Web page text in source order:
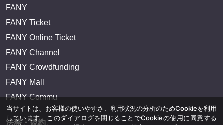
FANY
FANY Ticket
FANY Online Ticket
FANY Channel
FANY Crowdfunding
FANY Mall
FANY Commu
法務・規約
当サイトは、お客様の使いやすさ、利用状況の分析のためCookieを利用
しています。このダイアログを閉じることでCookieの使用に同意する